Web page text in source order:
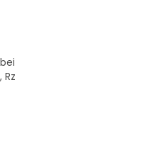
Rz